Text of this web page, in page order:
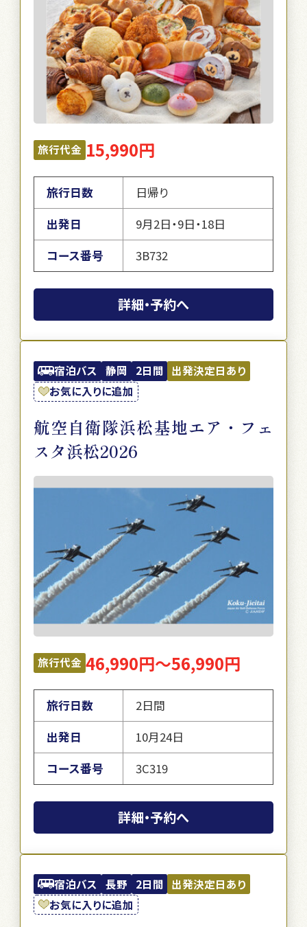
旅行代金 15,990円
旅行日数
日帰り
出発日
9月2日・9日・18日
コース番号
3B732
詳細・予約へ
宿泊バス 静岡 2日間 出発決定日あり
お気に入りに追加
航空自衛隊浜松基地エア・フェ
スタ浜松2026
旅行代金 46,990円～56,990円
旅行日数
2日間
出発日
10月24日
コース番号
3C319
詳細・予約へ
宿泊バス 長野 2日間 出発決定日あり
お気に入りに追加